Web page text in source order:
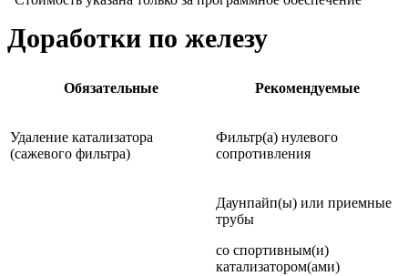
Доработки по железу
Обязательные Рекомендуемые
Удаление катализатора
(сажевого фильтра)
Фильтр(а) нулевого
сопротивления
Даунпайп(ы) или приемные
трубы
со спортивным(и)
катализатором(ами)